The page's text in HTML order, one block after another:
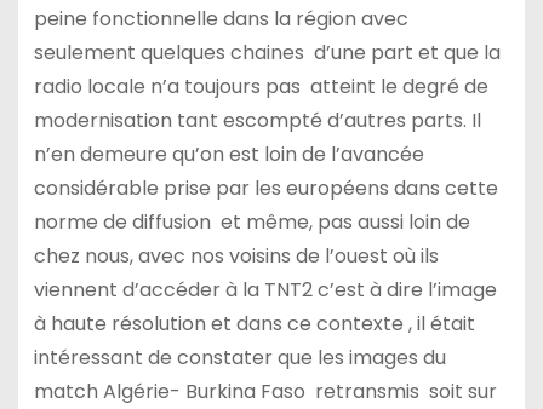
peine fonctionnelle dans la région avec
seulement quelques chaines d’une part et que la
radio locale n’a toujours pas atteint le degré de
modernisation tant escompté d’autres parts. Il
n’en demeure qu’on est loin de l’avancée
considérable prise par les européens dans cette
norme de diffusion et même, pas aussi loin de
chez nous, avec nos voisins de l’ouest où ils
viennent d’accéder à la TNT2 c’est à dire l’image
à haute résolution et dans ce contexte , il était
intéressant de constater que les images du
match Algérie- Burkina Faso retransmis soit sur